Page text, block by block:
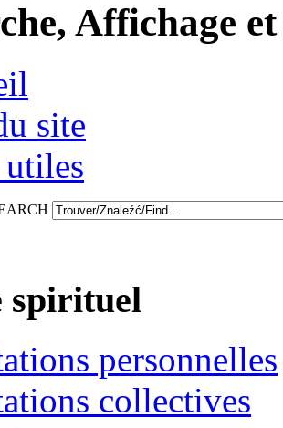
Affichage
site
spirituel
personnelles
collectives